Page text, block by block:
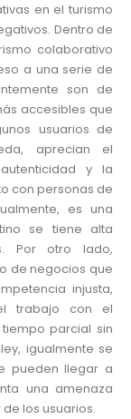
en el turismo
Dentro de
colaborativo
a una serie de
son de
accesibles que
usuarios de
aprecian el
y la
con personas de
es una
se tiene alta
Por otro lado,
de negocios que
injusta,
trabajo con el
parcial sin
igualmente se
pueden llegar a
una amenaza
los usuarios.